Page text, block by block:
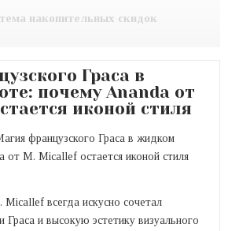
накопительных скидок
Граса в
почему Ananda от
иконой стиля
французского Граса в жидком
от M. Micallef остается иконой стиля
всегда искусно сочетал
Граса и высокую эстетику визуального